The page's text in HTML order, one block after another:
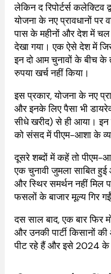
लेकिन द रिपोर्टर्स
योजना के नए प्रावधानों
पास के महीनों और देश में
देखा गया। एक ऐसे देश में
इन दो आम चुनावों के बीच के
रुपया खर्च नहीं किया।
इस प्रकार, योजना के नए
और इनके लिए पैसा भी
सीधे खरीद) से ही आया। इन
को संसद में पीएम-आशा के
दूसरे शब्दों में कहें तो पीएम-
एक चुनावी जुमला साबित
और स्थिर समर्थन नहीं मिल
फसलों के बाजार मूल्य गिर
दस साल बाद, एक बार फिर
और उनकी पार्टी किसानों
पीट रहे हैं और इसे 2024 के